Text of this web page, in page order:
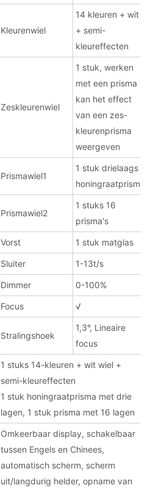
Kleurenwiel
14 kleuren + wit
+ semi-
kleureffecten
Zeskleurenwiel
1 stuk, werken
met een prisma
kan het effect
van een zes-
kleurenprisma
weergeven
Prismawiel1
1 stuk drielaags
honingraatprisma
Prismawiel2
1 stuks 16
prisma's
Vorst 1 stuk matglas
Sluiter 1-13t/s
Dimmer 0-100%
Focus √
Stralingshoek
1,3°, Lineaire
focus
1 stuks 14-kleuren + wit wiel +
semi-kleureffecten
1 stuk honingraatprisma met drie
lagen, 1 stuk prisma met 16 lagen
Omkeerbaar display, schakelbaar
tussen Engels en Chinees,
automatisch scherm, scherm
uit/langdurig helder, opname van